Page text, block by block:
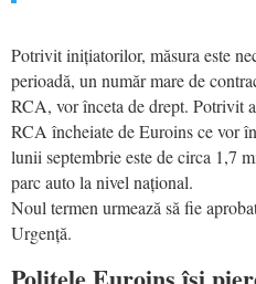
Potrivit inițiatorilor, măsura este
perioadă, un număr mare de
RCA, vor înceta de drept. Potrivit
RCA încheiate de Euroins ce vor
lunii septembrie este de circa 1,7
parc auto la nivel național.
Noul termen urmează să fie
Urgență.